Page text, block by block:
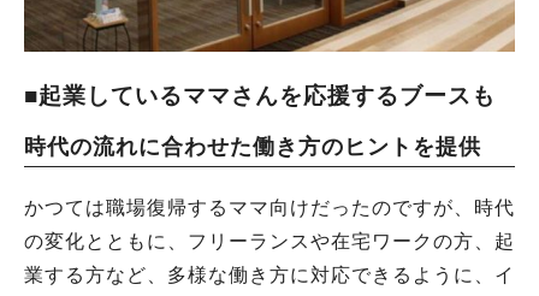
■起業しているママさんを応援するブースも
時代の流れに合わせた働き方のヒントを提供
かつては職場復帰するママ向けだったのですが、時代
の変化とともに、フリーランスや在宅ワークの方、起
業する方など、多様な働き方に対応できるように、イ